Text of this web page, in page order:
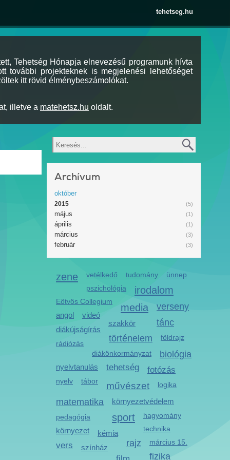
tehetseg.hu
Tehetség Hónapja elnevezésű programunk hívta
további projekteknek is megjelenési lehetőséget
itt rövid élménybeszámolókat.
illetve a matehetsz.hu oldalt.
Keresés
Archívum
október
(5)
2015
(1)
május
(1)
április
(3)
március
(3)
február
zene vetélkedő
tudomány
pszichológia
ünnep
irodalom
Eötvös Collegium media verseny
angol videó
tánc
szakkör
diákújságírás
történelem földrajz
rádiózás
diákönkormányzat
nyelvtanulás tehetség
biológia
fotózás
nyelv tábor művészet
matematika környezetvédelem
sport hagyomány
logika
pedagógia
technika
környezet kémia
rajz március 15.
vers színház
fizika